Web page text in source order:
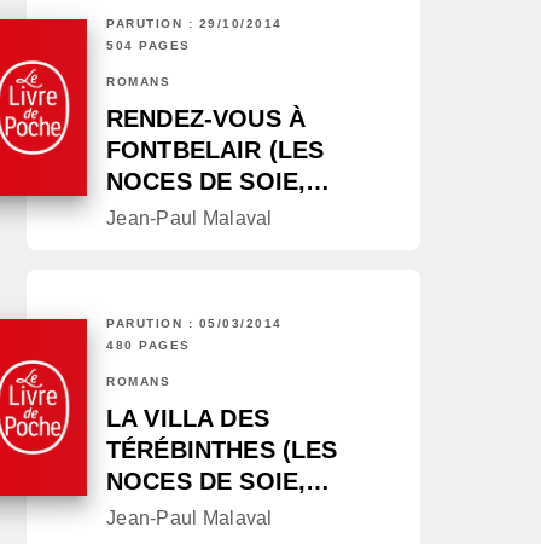
PARUTION : 29/10/2014
504 PAGES
ROMANS
RENDEZ-VOUS À
FONTBELAIR (LES
NOCES DE SOIE,…
Jean-Paul Malaval
PARUTION : 05/03/2014
480 PAGES
ROMANS
LA VILLA DES
TÉRÉBINTHES (LES
NOCES DE SOIE,…
Jean-Paul Malaval